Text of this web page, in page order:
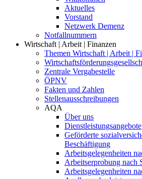
Aktuelles
Vorstand
Netzwerk Demenz
Notfallnummern
Wirtschaft | Arbeit | Finanzen
Themen Wirtschaft | Arbeit |
Zentrale Vergabestelle
ÖPNV
Fakten und Zahlen
Stellenausschreibungen
AQA
Über uns
Dienstleistungsangebote
Geförderte
Beschäftigung
Arbeitsgelegenheiten
Arbeitserprobung nach
Arbeitsgelegenheiten